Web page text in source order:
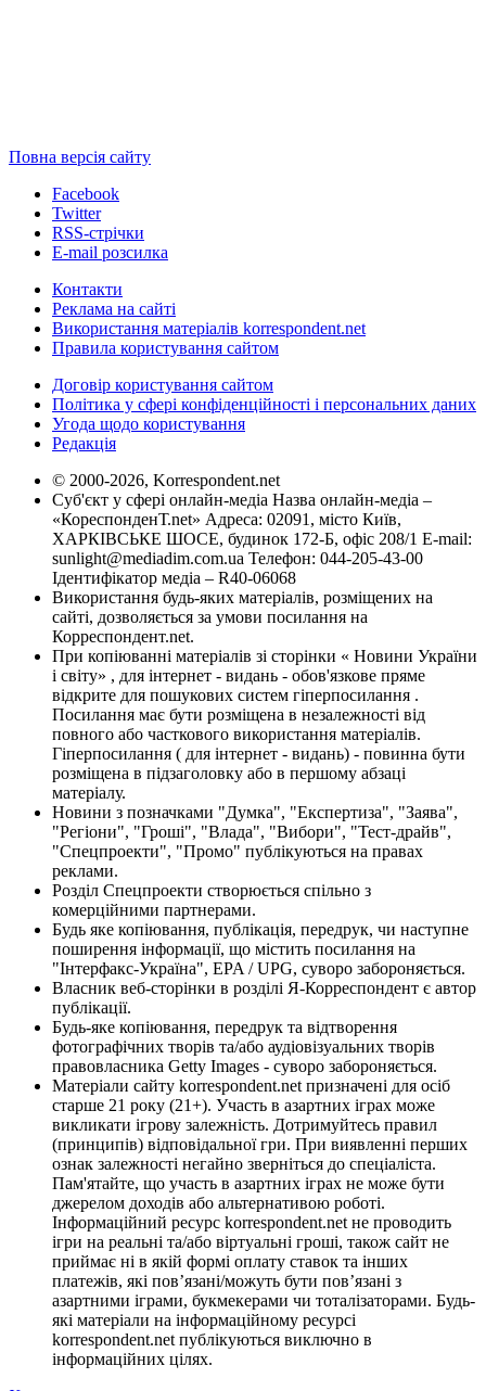
Повна версія сайту
Facebook
Twitter
RSS-стрічки
E-mail розсилка
Контакти
Реклама на сайті
Використання матеріалів korrespondent.net
Правила користування сайтом
Договір користування сайтом
Політика у сфері конфіденційності і персональних даних
Угода щодо користування
Редакція
© 2000-2026, Korrespondent.net
Суб'єкт у сфері онлайн-медіа Назва онлайн-медіа –
«КореспонденТ.net» Адреса: 02091, місто Київ,
ХАРКІВСЬКЕ ШОСЕ, будинок 172-Б, офіс 208/1 E-mail:
sunlight@mediadim.com.ua Телефон: 044-205-43-00
Ідентифікатор медіа – R40-06068
Використання будь-яких матеріалів, розміщених на
сайті, дозволяється за умови посилання на
Корреспондент.net.
При копіюванні матеріалів зі сторінки « Новини України
і світу» , для інтернет - видань - обов'язкове пряме
відкрите для пошукових систем гіперпосилання .
Посилання має бути розміщена в незалежності від
повного або часткового використання матеріалів.
Гіперпосилання ( для інтернет - видань) - повинна бути
розміщена в підзаголовку або в першому абзаці
матеріалу.
Новини з позначками "Думка", "Експертиза", "Заява",
"Регіони", "Гроші", "Влада", "Вибори", "Тест-драйв",
"Спецпроекти", "Промо" публікуються на правах
реклами.
Розділ Спецпроекти створюється спільно з
комерційними партнерами.
Будь яке копіювання, публікація, передрук, чи наступне
поширення інформації, що містить посилання на
"Інтерфакс-Україна", EPA / UPG, суворо забороняється.
Власник веб-сторінки в розділі Я-Корреспондент є автор
публікації.
Будь-яке копіювання, передрук та відтворення
фотографічних творів та/або аудіовізуальних творів
правовласника Getty Images - суворо забороняється.
Матеріали сайту korrespondent.net призначені для осіб
старше 21 року (21+). Участь в азартних іграх може
викликати ігрову залежність. Дотримуйтесь правил
(принципів) відповідальної гри. При виявленні перших
ознак залежності негайно зверніться до спеціаліста.
Пам'ятайте, що участь в азартних іграх не може бути
джерелом доходів або альтернативою роботі.
Інформаційний ресурс korrespondent.net не проводить
ігри на реальні та/або віртуальні гроші, також сайт не
приймає ні в якій формі оплату ставок та інших
платежів, які пов’язані/можуть бути пов’язані з
азартними іграми, букмекерами чи тоталізаторами. Будь-
які матеріали на інформаційному ресурсі
korrespondent.net публікуються виключно в
інформаційних цілях.